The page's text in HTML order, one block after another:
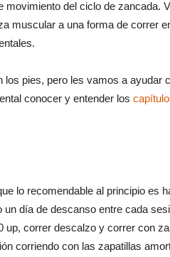
del ciclo de zancada.
muscular a una forma de correr
pies, pero les vamos a ayudar
conocer y entender los
lo recomendable al principio es
día de descanso entre cada
up, correr descalzo y correr con
corriendo con las zapatillas